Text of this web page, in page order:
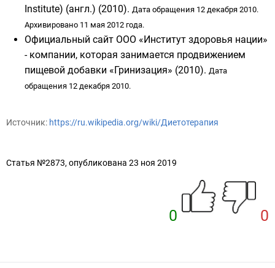
Institute) (англ.) (2010). Дата обращения 12 декабря 2010.
Архивировано 11 мая 2012 года.
Официальный сайт ООО «Институт здоровья нации»
- компании, которая занимается продвижением
пищевой добавки «Гринизация» (2010). Дата
обращения 12 декабря 2010.
Источник: https://ru.wikipedia.org/wiki/Диетотерапия
Статья №2873, опубликована 23 ноя 2019
0 0